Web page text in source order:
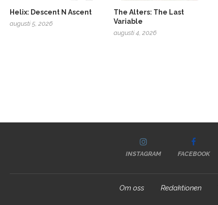
Helix: Descent N Ascent
augusti 5, 2026
The Alters: The Last
Variable
augusti 4, 2026
INSTAGRAM FACEBOOK
Om oss Redaktionen